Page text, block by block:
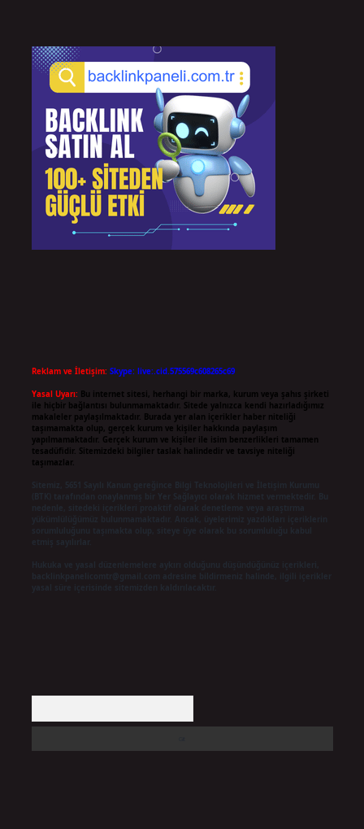
Reklam ve İletişim: Skype: live:.cid.575569c608265c69
Yasal Uyarı: Bu internet sitesi, herhangi bir marka, kurum veya şahıs şirketi
ile hiçbir bağlantısı bulunmamaktadır. Sitede yalnızca kendi hazırladığımız
makaleler paylaşılmaktadır. Burada yer alan içerikler haber niteliği
taşımamakta olup, gerçek kurum ve kişiler hakkında paylaşım
yapılmamaktadır. Gerçek kurum ve kişiler ile isim benzerlikleri tamamen
tesadüfidir. Sitemizdeki bilgiler taslak halindedir ve tavsiye niteliği
taşımazlar.
Sitemiz, 5651 Sayılı Kanun gereğince Bilgi Teknolojileri ve İletişim Kurumu
(BTK) tarafından onaylanmış bir Yer Sağlayıcı olarak hizmet vermektedir. Bu
nedenle, sitedeki içerikleri proaktif olarak denetleme veya araştırma
yükümlülüğümüz bulunmamaktadır. Ancak, üyelerimiz yazdıkları içeriklerin
Hukuka ve yasal düzenlemelere aykırı olduğunu düşündüğünüz içerikleri,